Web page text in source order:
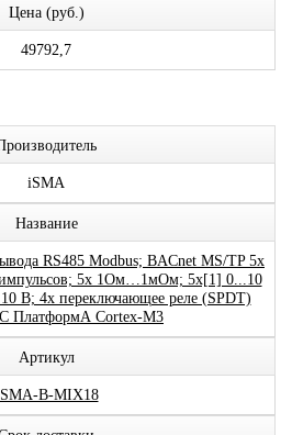
Цена (руб.)
49792,7
iSMA
Название
RS485 Modbus; BACnet MS/TP 5x
импульсов; 5x 1Ом…1мОм; 5x[1] 0...10
В; 4x переключающее реле (SPDT)
ПлатформА Cortex-M3
Артикул
B-MIX18